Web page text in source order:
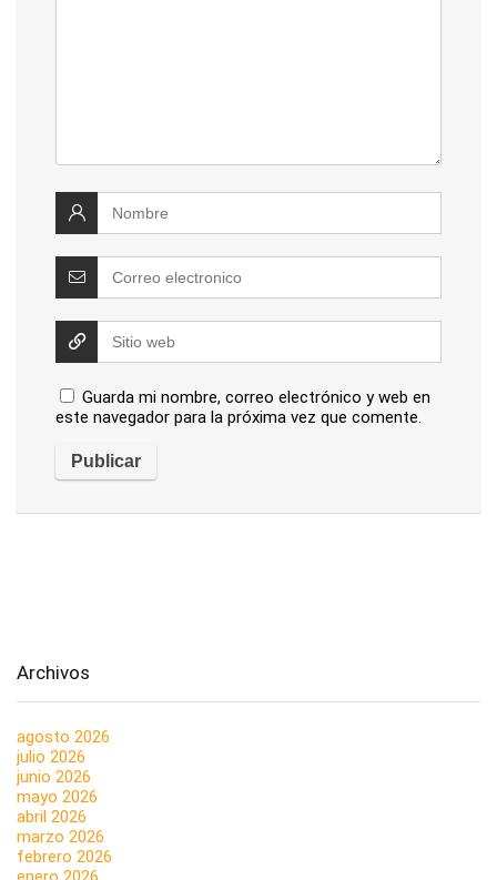
Guarda mi nombre, correo electrónico y web en
este navegador para la próxima vez que comente.
Archivos
agosto 2026
julio 2026
junio 2026
mayo 2026
abril 2026
marzo 2026
febrero 2026